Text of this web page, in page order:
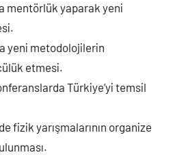
mentörlük yaparak yeni
yeni metodolojilerin
etmesi.
Türkiye’yi temsil
fizik yarışmalarının organize